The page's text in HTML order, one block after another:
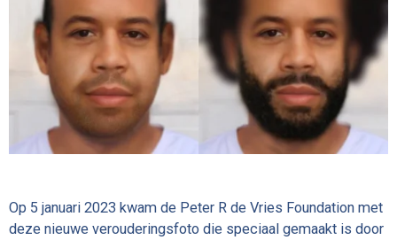
Op 5 januari 2023 kwam de Peter R de Vries Foundation met
deze nieuwe verouderingsfoto die speciaal gemaakt is door